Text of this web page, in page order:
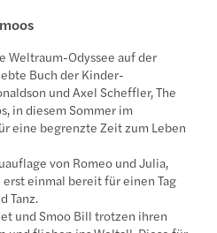
Weltraum-Odyssee auf der
Buch der Kinder-
und Axel Scheffler, The
in diesem Sommer im
eine begrenzte Zeit zum Leben
von Romeo und Julia,
erst einmal bereit für einen Tag
Tanz.
und Smoo Bill trotzen ihren